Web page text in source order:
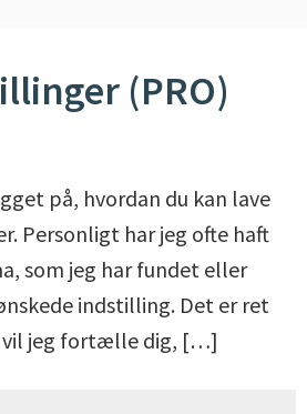
(PRO)
på, hvordan du kan lave
Personligt har jeg ofte haft
som jeg har fundet eller
indstilling. Det er ret
vil jeg fortælle dig, […]